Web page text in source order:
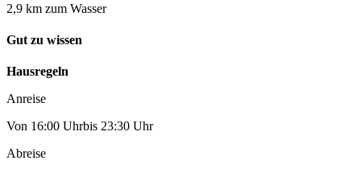
2,9 km zum Wasser
Gut zu wissen
Hausregeln
Anreise
Von 16:00 Uhrbis 23:30 Uhr
Abreise